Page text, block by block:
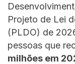
Projeto de Lei
(PLDO) de
pessoas que
milhões em